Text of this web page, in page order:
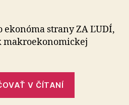
makroekonomickej
prognóze
ekonóma strany ZA ĽUDÍ,
makroekonomickej
V ČÍTANÍ